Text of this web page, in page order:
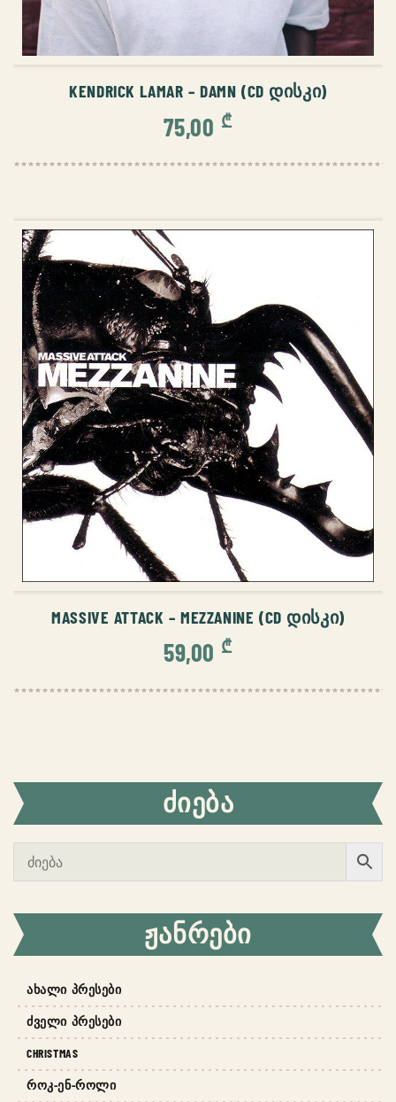
ᲫᲘᲔᲑᲐ
ᲟᲐᲜᲠᲔᲑᲘ
ᲐᲮᲐᲚᲘ ᲞᲠᲔᲡᲔᲑᲘ
ᲫᲕᲔᲚᲘ ᲞᲠᲔᲡᲔᲑᲘ
CHRISTMAS
ᲠᲝᲙ-ᲔᲜ-ᲠᲝᲚᲘ
ᲙᲐᲚᲐᲗᲐᲨᲘ ᲓᲐᲛᲐᲢᲔᲑᲐ
KENDRICK LAMAR – DAMN (CD ᲓᲘᲡᲙᲘ)
75,00 ₾
ᲙᲐᲚᲐᲗᲐᲨᲘ ᲓᲐᲛᲐᲢᲔᲑᲐ
MASSIVE ATTACK – MEZZANINE (CD ᲓᲘᲡᲙᲘ)
59,00 ₾